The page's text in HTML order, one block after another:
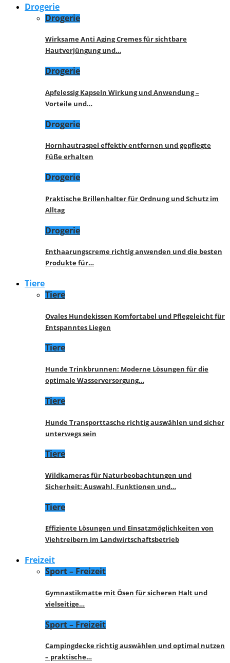
Drogerie
Drogerie
Wirksame Anti Aging Cremes für sichtbare
Hautverjüngung und…
Drogerie
Apfelessig Kapseln Wirkung und Anwendung –
Vorteile und…
Drogerie
Hornhautraspel effektiv entfernen und gepflegte
Füße erhalten
Drogerie
Praktische Brillenhalter für Ordnung und Schutz im
Alltag
Drogerie
Enthaarungscreme richtig anwenden und die besten
Produkte für…
Tiere
Tiere
Ovales Hundekissen Komfortabel und Pflegeleicht für
Entspanntes Liegen
Tiere
Hunde Trinkbrunnen: Moderne Lösungen für die
optimale Wasserversorgung…
Tiere
Hunde Transporttasche richtig auswählen und sicher
unterwegs sein
Tiere
Wildkameras für Naturbeobachtungen und
Sicherheit: Auswahl, Funktionen und…
Tiere
Effiziente Lösungen und Einsatzmöglichkeiten von
Viehtreibern im Landwirtschaftsbetrieb
Freizeit
Sport – Freizeit
Gymnastikmatte mit Ösen für sicheren Halt und
vielseitige…
Sport – Freizeit
Campingdecke richtig auswählen und optimal nutzen
– praktische…